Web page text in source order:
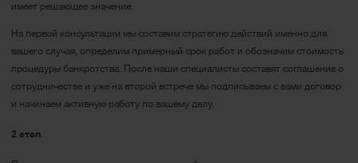
имеет решающее значение.
На первой консультации мы составим стратегию действий именно для
вашего случая, определим примерный срок работ и обозначим стоимость
процедуры банкротства. После наши специалисты составят соглашение о
сотрудничестве и уже на второй встрече мы подписываем с вами договор
и начинаем активную работу по вашему делу.
2 этап